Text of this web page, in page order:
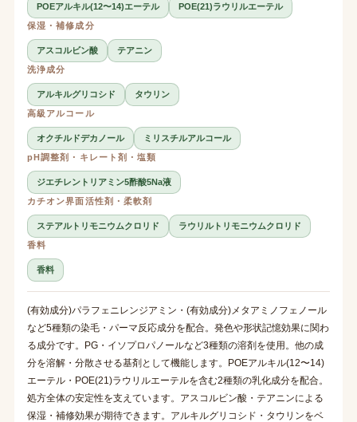
POEアルキル(12〜14)エーテル
POE(21)ラウリルエーテル
保湿・補修成分
アスコルビン酸
テアニン
洗浄成分
アルキルグリコシド
タウリン
高級アルコール
オクチルドデカノール
ミリスチルアルコール
pH調整剤・キレート剤・塩類
ジエチレントリアミン5酢酸5Na液
カチオン界面活性剤・柔軟剤
ステアルトリモニウムクロリド
ラウリルトリモニウムクロリド
香料
香料
(有効成分)パラフェニレンジアミン・(有効成分)メタアミノフェノール
など5種類の染毛・パーマ反応成分を配合。発色や形状記憶効果に関わ
る成分です。PG・イソプロパノールなど3種類の溶剤を使用。他の成
分を溶解・分散させる基剤として機能します。POEアルキル(12〜14)
エーテル・POE(21)ラウリルエーテルを含む2種類の乳化成分を配合。
処方全体の安定性を支えています。アスコルビン酸・テアニンによる
保湿・補修効果が期待できます。アルキルグリコシド・タウリンをベ